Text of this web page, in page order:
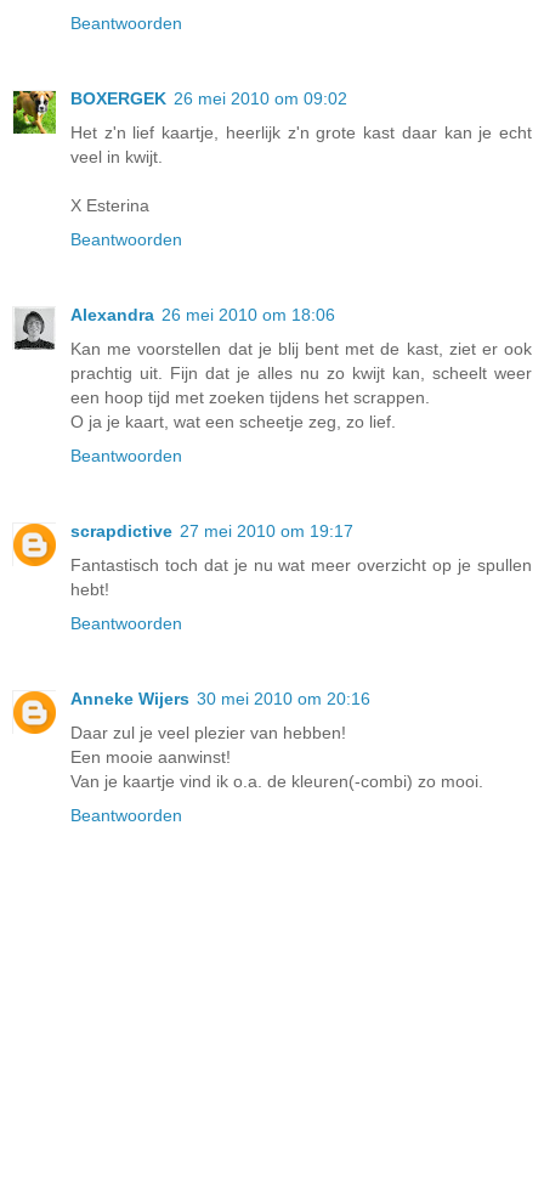
Beantwoorden
BOXERGEK 26 mei 2010 om 09:02
Het z'n lief kaartje, heerlijk z'n grote kast daar kan je echt
veel in kwijt.
X Esterina
Beantwoorden
Alexandra 26 mei 2010 om 18:06
Kan me voorstellen dat je blij bent met de kast, ziet er ook
prachtig uit. Fijn dat je alles nu zo kwijt kan, scheelt weer
een hoop tijd met zoeken tijdens het scrappen.
O ja je kaart, wat een scheetje zeg, zo lief.
Beantwoorden
scrapdictive 27 mei 2010 om 19:17
Fantastisch toch dat je nu wat meer overzicht op je spullen
hebt!
Beantwoorden
Anneke Wijers 30 mei 2010 om 20:16
Daar zul je veel plezier van hebben!
Een mooie aanwinst!
Van je kaartje vind ik o.a. de kleuren(-combi) zo mooi.
Beantwoorden